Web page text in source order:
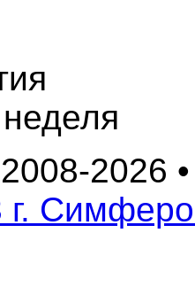
2026